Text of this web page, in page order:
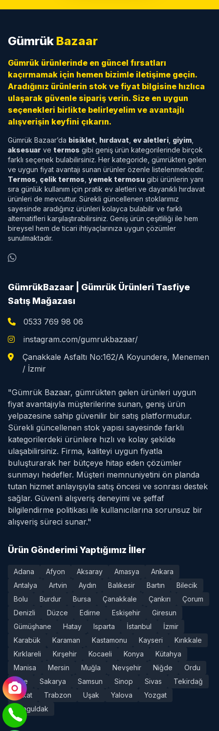
Gümrük Bazaar
Gümrük ürünlerinde en güncel fırsatları
kaçırmamak için hemen bizimle iletişime geçin.
Aradığınız ürünlerin stok ve fiyat bilgisine hızlıca
ulaşarak güvenle sipariş verin. Size en uygun
seçenekleri birlikte belirleyelim ve avantajlı
alışverişin keyfini çıkarın.
Gümrük Bazaar’da bisiklet hırdavat ev aletleri giyim
aksesuar ve termos gibi geniş ürün kategorilerinde birçok
farklı seçenek bulabilirsiniz. Her kategoride, gümrükten gelen
ve uygun fiyat avantajı sunan ürünler özenle listelenmektedir.
Termos çelik termos yemek termosu gibi ürünlerin yanı
sıra günlük kullanım için pratik ev aletleri ve dayanıklı hırdavat
ürünleri de mevcuttur. Sürekli güncellenen stoklarımız
sayesinde aradığınız ürünleri kolayca bulabilir ve farklı
alternatifleri karşılaştırabilirsiniz. Geniş ürün çeşitliliği ile hem
bireysel hem de ticari ihtiyaçlarınıza uygun çözümler
sunulmaktadır.
GümrükBazaar | Gümrük Ürünleri Tasfiye
Satış Mağazası
0533 769 98 06
instagram.com/gumrukbazaar/
Çanakkale Asfaltı No:162/A Koyundere, Menemen
/ İzmir
"Gümrük Bazaar, gümrükten gelen ürünleri uygun
fiyat avantajıyla müşterilerine sunan, geniş ürün
yelpazesine sahip güvenilir bir satış platformudur.
Sürekli güncellenen stok yapısı sayesinde farklı
kategorilerdeki ürünlere hızlı ve kolay şekilde
ulaşabilirsiniz. Firma, kaliteyi uygun fiyatla
buluşturarak her bütçeye hitap eden çözümler
sunmayı hedefler. Müşteri memnuniyetini ön planda
tutan hizmet anlayışıyla satış öncesi ve sonrası destek
sağlar. Güvenli alışveriş deneyimi ve şeffaf
bilgilendirme politikası ile kullanıcılarına sorunsuz bir
alışveriş süreci sunar."
Ürün Gönderimi Yaptığımız İller
Adana Afyon Aksaray Amasya
Ankara
Antalya
Artvin Aydın Balıkesir Bartın
Bilecik
Bolu
Burdur Bursa Çanakkale Çankırı
Çorum
Denizli
Düzce Edirne Eskişehir
Giresun
Gümüşhane
Hatay Isparta İstanbul
İzmir
Karabük
Karaman Kastamonu Kayseri
Kırıkkale
Kırklareli
Kırşehir Kocaeli Konya
Kütahya
Manisa
Mersin Muğla Nevşehir Niğde
Ordu
Rize
Sakarya Samsun Sinop Sivas
Tekirdağ
Tokat
Trabzon Uşak Yalova
Yozgat
Zonguldak